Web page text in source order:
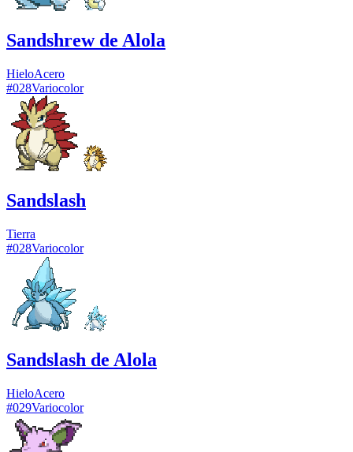
Sandshrew de Alola
HieloAcero
#028Variocolor
Sandslash
Tierra
#028Variocolor
Sandslash de Alola
HieloAcero
#029Variocolor